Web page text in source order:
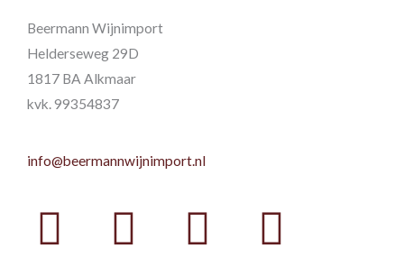
Beermann Wijnimport
Helderseweg 29D
1817 BA Alkmaar
kvk. 99354837
info@beermannwijnimport.nl
Facebook
Twitter
Youtube